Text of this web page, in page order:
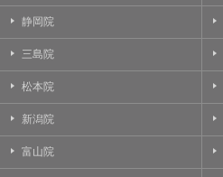
静岡院
三島院
松本院
新潟院
富山院